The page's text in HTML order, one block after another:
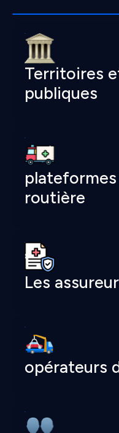
Territoires
publiques
routière
Les
opérateurs